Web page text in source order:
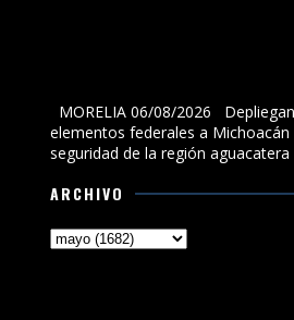
MORELIA 06/08/2026
elementos federales a
seguridad de la región
ARCHIVO